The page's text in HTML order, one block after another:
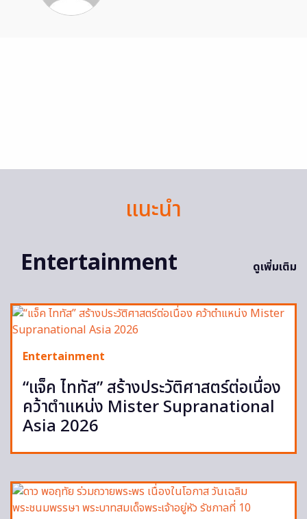
แนะนำ
Entertainment
ดูเพิ่มเติม
Entertainment
“แจ็ค ไททัส” สร้างประวัติศาสตร์ต่อเนื่อง
คว้าตำแหน่ง Mister Supranational
Asia 2026